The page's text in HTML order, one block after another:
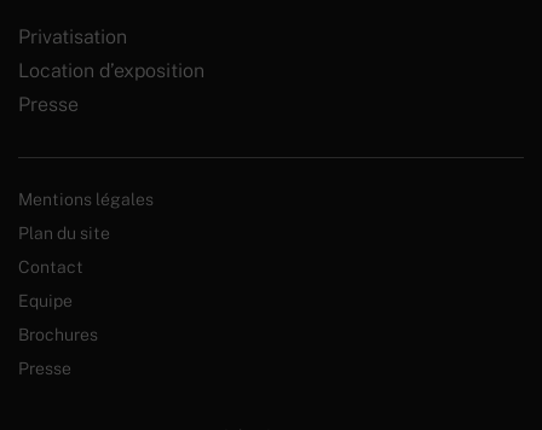
Privatisation
Location d’exposition
Presse
Mentions légales
Plan du site
Contact
Equipe
Brochures
Presse